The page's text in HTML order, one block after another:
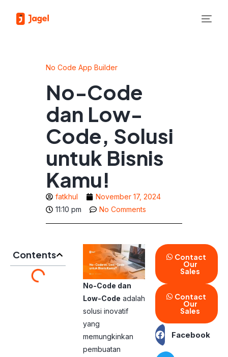
No Code App Builder
No-Code
dan Low-
Code, Solusi
untuk Bisnis
Kamu!
fatkhul
November 17, 2024
11:10 pm
No Comments
Contents
No-Code dan
Low-Code adalah
solusi inovatif
yang
memungkinkan
pembuatan
Contact
Our
Sales
Contact
Our
Sales
Facebook